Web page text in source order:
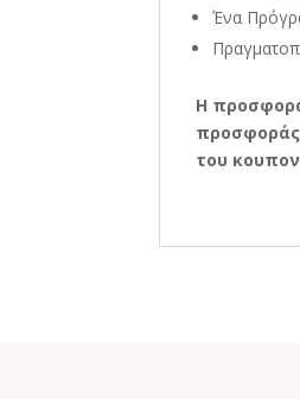
Ένα
Η
προσφοράς
του